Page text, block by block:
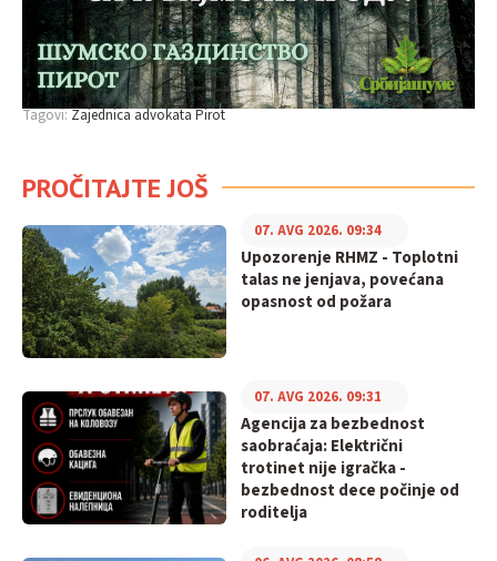
Tagovi:Zajednica advokata Pirot
PROČITAJTE JOŠ
Upozorenje RHMZ - Toplotni
talas ne jenjava, povećana
opasnost od požara
07. AVG 2026. 09:34
Agencija za bezbednost
saobraćaja: Električni
trotinet nije igračka -
bezbednost dece počinje od
roditelja
07. AVG 2026. 09:31